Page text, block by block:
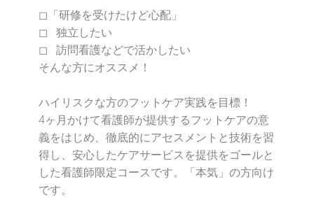
◻︎「研修を受けたけど心配」
◻︎ 独立したい
◻︎ 訪問看護などで活かしたい
そんな方にオススメ！
ハイリスクな方のフットケア実践を目標！
4ヶ月 かけて看護師が提供するフットケアの意
義をはじめ、徹底的にアセスメントと技術を習
得し、安心したケアサービスを提供をゴールと
した看護師限定コースです。「本気」の方向け
です。